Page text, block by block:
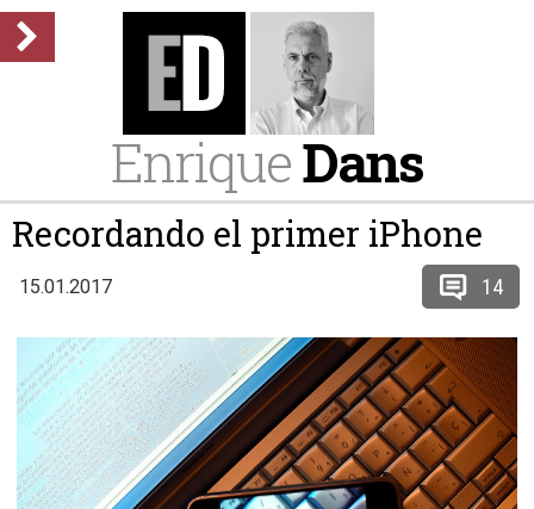
EnriqueDans
Recordando el primer iPhone
15.01.2017 14